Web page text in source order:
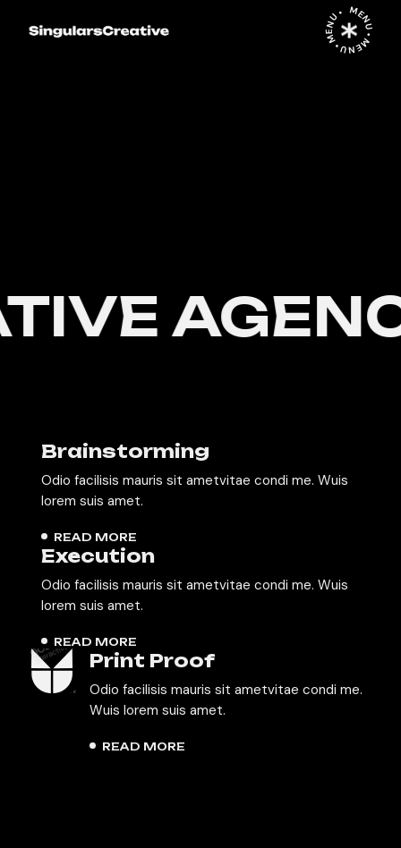
MENU • MENU • MENU •
Brainstorming
Odio facilisis mauris sit ametvitae condi me. Wuis
lorem suis amet.
READ MORE
Execution
Odio facilisis mauris sit ametvitae condi me. Wuis
lorem suis amet.
READ MORE
Print Proof
Odio facilisis mauris sit ametvitae condi me.
Wuis lorem suis amet.
READ MORE